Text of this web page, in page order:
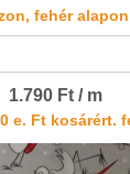
fehér
1.790 Ft / m
e. Ft kosárért.